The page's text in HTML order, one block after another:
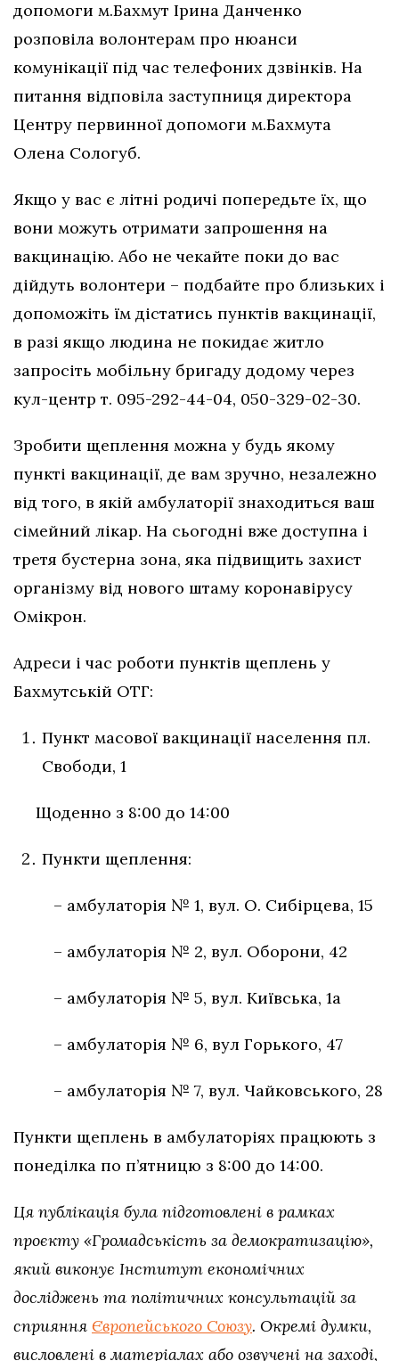
допомоги м.Бахмут Ірина Данченко
розповіла волонтерам про нюанси
комунікації під час телефоних дзвінків. На
питання відповіла заступниця директора
Центру первинної допомоги м.Бахмута
Олена Сологуб.
Якщо у вас є літні родичі попередьте їх, що
вони можуть отримати запрошення на
вакцинацію. Або не чекайте поки до вас
дійдуть волонтери – подбайте про близьких і
допоможіть їм дістатись пунктів вакцинації,
в разі якщо людина не покидає житло
запросіть мобільну бригаду додому через
кул-центр т. 095-292-44-04, 050-329-02-30.
Зробити щеплення можна у будь якому
пункті вакцинації, де вам зручно, незалежно
від того, в якій амбулаторії знаходиться ваш
сімейний лікар. На сьогодні вже доступна і
третя бустерна зона, яка підвищить захист
організму від нового штаму коронавірусу
Омікрон.
Адреси і час роботи пунктів щеплень у
Бахмутській ОТГ:
Пункт масової вакцинації населення пл.
Свободи, 1
Щоденно з 8:00 до 14:00
Пункти щеплення:
– амбулаторія № 1, вул. О. Сибірцева, 15
– амбулаторія № 2, вул. Оборони, 42
– амбулаторія № 5, вул. Київська, 1а
– амбулаторія № 6, вул Горького, 47
– амбулаторія № 7, вул. Чайковського, 28
Пункти щеплень в амбулаторіях працюють з
понеділка по п’ятницю з 8:00 до 14:00.
Ця публікація була підготовлені в рамках
проєкту «Громадськість за демократизацію»,
який виконує Інститут економічних
досліджень та політичних консультацій за
сприяння Європейського Союзу. Окремі думки,
висловлені в матеріалах або озвучені на заході,